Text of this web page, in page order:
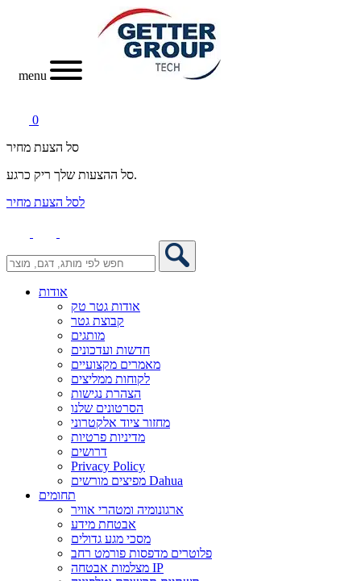
menu
0
סל הצעת מחיר
סל ההצעות שלך ריק כרגע.
לסל הצעת מחיר
אודות
אודות גטר טק
קבוצת גטר
מותגים
חדשות ועדכונים
מאמרים מקצועיים
לקוחות ממליצים
הצהרת נגישות
הסרטונים שלנו
מחזור ציוד אלקטרוני
מדיניות פרטיות
דרושים
Privacy Policy
מפיצים מורשים Dahua
תחומים
ארגונומיה ומטהרי אוויר
אבטחת מידע
מסכי מגע גדולים
פלוטרים מדפסות פורמט רחב
מצלמות אבטחה IP